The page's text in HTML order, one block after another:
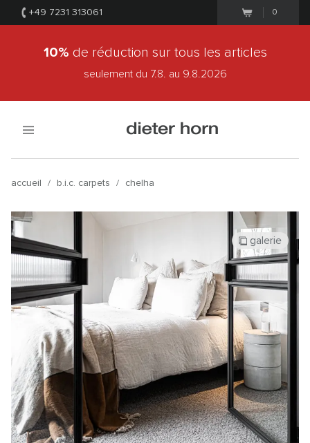
+49 7231 313061 0
10% de réduction sur tous les articles
seulement du 7.8. au 9.8.2026
accueil / b.i.c. carpets / chelha
galerie